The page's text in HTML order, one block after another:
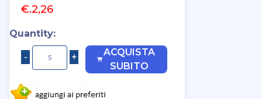
€.2,26
Quantity:
ACQUISTA
SUBITO